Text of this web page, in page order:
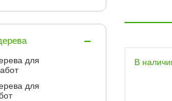
Adler Pullex Aqua
3in1 Lasur
112 руб.
для
для
В